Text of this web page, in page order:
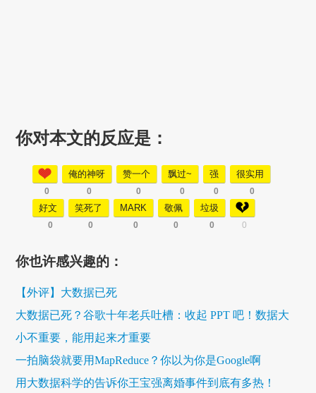
你对本文的反应是：
0
俺的神呀
0
赞一个
0
飘过~
0
强
0
很实用
0
好文
0
笑死了
0
MARK
0
敬佩
0
垃圾
0 0
你也许感兴趣的：
【外评】大数据已死
大数据已死？谷歌十年老兵吐槽：收起 PPT 吧！数据大
小不重要，能用起来才重要
一拍脑袋就要用MapReduce？你以为你是Google啊
用大数据科学的告诉你王宝强离婚事件到底有多热！